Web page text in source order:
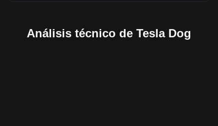
Análisis técnico de Tesla Dog